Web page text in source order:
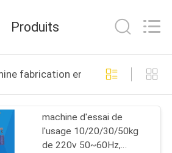
Produits
fabrication en ligne
machine d'essai de
l'usage 10/20/30/50kg
de 220v 50~60Hz,